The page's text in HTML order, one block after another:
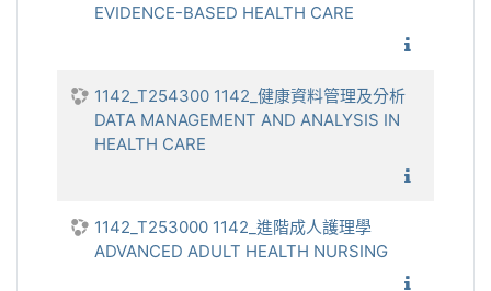
EVIDENCE-BASED HEALTH CARE
1142_T254300 1142_健康資料管理及分析
DATA MANAGEMENT AND ANALYSIS IN
HEALTH CARE
1142_T253000 1142_進階成人護理學
ADVANCED ADULT HEALTH NURSING